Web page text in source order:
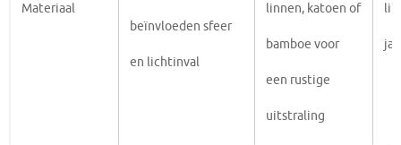
Materiaal
beïnvloeden sfeer
en lichtinval
linnen, katoen of
bamboe voor
een rustige
uitstraling